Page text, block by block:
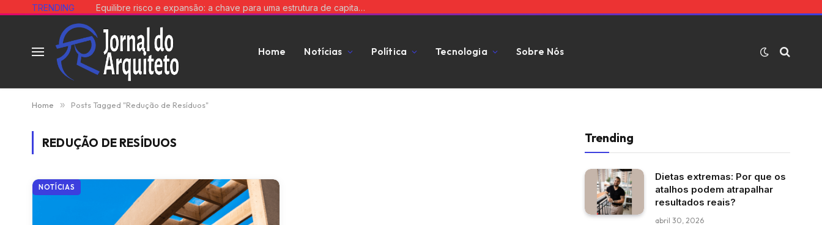
TRENDING Equilibre risco e expansão: a chave para uma estrutura de capital que impulsiona seu negócio
Home Notícias Política Tecnologia Sobre Nós
Home » Posts Tagged "Redução de Resíduos"
REDUÇÃO DE RESÍDUOS
NOTÍCIAS
Trending
Dietas extremas: Por que os
atalhos podem atrapalhar
resultados reais?
abril 30, 2026